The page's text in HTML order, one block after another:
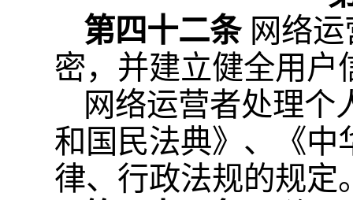
第四十二条 网络
密，并建立健全用户
网络运营者处理个
和国民法典》、《中
律、行政法规的规定